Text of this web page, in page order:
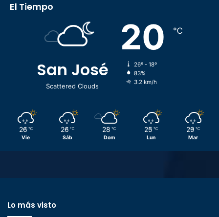
El Tiempo
San José
Scattered Clouds
20 ℃
26º - 18º
83%
3.2 km/h
26 ℃
Vie
26 ℃
Sáb
28 ℃
Dom
25 ℃
Lun
29 ℃
Mar
Lo más visto